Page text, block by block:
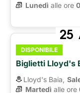
Lunedì alle ore
25
DISPONIBILE
Biglietti Lloyd's
Lloyd's Baia,
Martedì alle ore